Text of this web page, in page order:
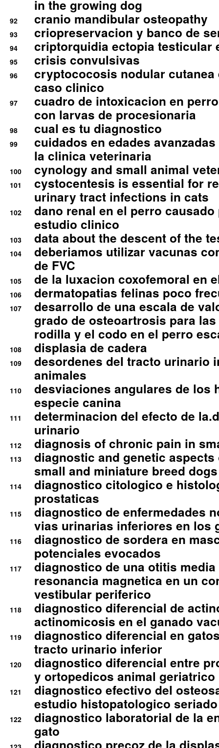
in the growing dog
92 cranio mandibular osteopathy
93 criopreservacion y banco de
94 criptorquidia ectopia testicular
95 crisis convulsivas
96
cryptococosis nodular cutanea
caso clinico
97
cuadro de intoxicacion en
con larvas de procesionaria
98 cual es tu diagnostico
99
cuidados en edades
la clinica veterinaria
100 cynology and small animal
101
cystocentesis is essential for
urinary tract infections in cats
102
dano renal en el perro
estudio clinico
103 data about the descent of the
104
deberiamos utilizar vacunas
de FVC
105 de la luxacion coxofemoral en
106 dermatopatias felinas poco
107
desarrollo de una escala de
grado de osteoartrosis para
rodilla y el codo en el perro
108 displasia de cadera
109
desordenes del tracto urinario
animales
110
desviaciones angulares de los
especie canina
111
determinacion del efecto de
urinario
112 diagnosis of chronic pain in
113
diagnostic and genetic
small and miniature breed
114
diagnostico citologico e
prostaticas
115
diagnostico de enfermedades
vias urinarias inferiores en los
116
diagnostico de sordera en
potenciales evocados
117
diagnostico de una otitis
resonancia magnetica en un
vestibular periferico
118
diagnostico diferencial de
actinomicosis en el ganado
119
diagnostico diferencial en
tracto urinario inferior
120
diagnostico diferencial entre
y ortopedicos animal geriatrico
121
diagnostico efectivo del
estudio histopatologico seriado
122
diagnostico laboratorial de la
gato
diagnostico precoz de la